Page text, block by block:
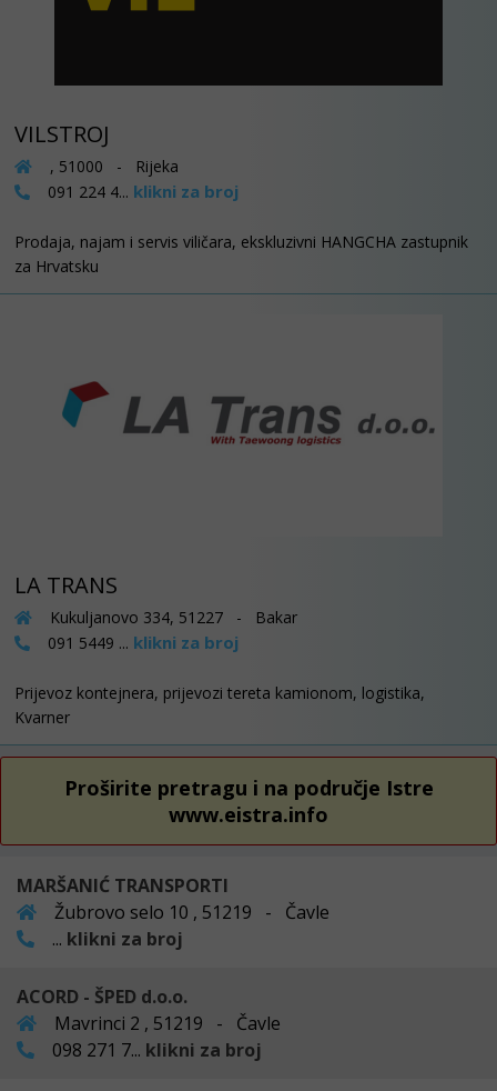
VILSTROJ
, 51000 - Rijeka
091 224 4... klikni za broj
Prodaja, najam i servis viličara, ekskluzivni HANGCHA zastupnik
za Hrvatsku
LA TRANS
Kukuljanovo 334, 51227 - Bakar
091 5449 ... klikni za broj
Prijevoz kontejnera, prijevozi tereta kamionom, logistika,
Kvarner
Proširite pretragu i na područje Istre
www.eistra.info
MARŠANIĆ TRANSPORTI
Žubrovo selo 10 , 51219 - Čavle
... klikni za broj
ACORD - ŠPED d.o.o.
Mavrinci 2 , 51219 - Čavle
098 271 7... klikni za broj